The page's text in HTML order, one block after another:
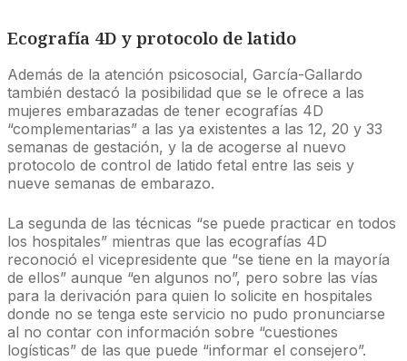
Ecografía 4D y protocolo de latido
Además de la atención psicosocial, García-Gallardo
también destacó la posibilidad que se le ofrece a las
mujeres embarazadas de tener ecografías 4D
“complementarias” a las ya existentes a las 12, 20 y 33
semanas de gestación, y la de acogerse al nuevo
protocolo de control de latido fetal entre las seis y
nueve semanas de embarazo.
La segunda de las técnicas “se puede practicar en todos
los hospitales” mientras que las ecografías 4D
reconoció el vicepresidente que “se tiene en la mayoría
de ellos” aunque “en algunos no”, pero sobre las vías
para la derivación para quien lo solicite en hospitales
donde no se tenga este servicio no pudo pronunciarse
al no contar con información sobre “cuestiones
logísticas” de las que puede “informar el consejero”.